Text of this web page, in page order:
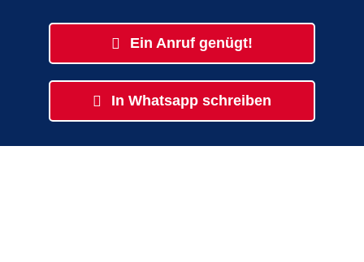
Ein Anruf genügt!
In Whatsapp schreiben